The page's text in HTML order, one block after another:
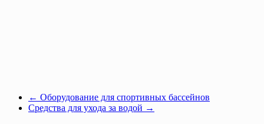
← Оборудование для спортивных бассейнов
Средства для ухода за водой →